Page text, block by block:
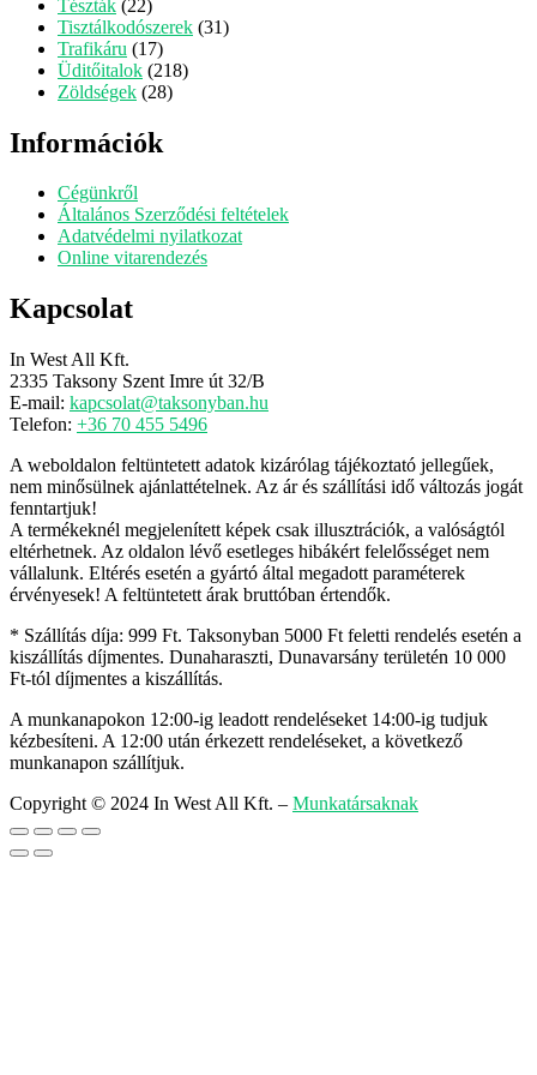
Tészták 22
termék
Tisztálkodószerek 3131
Trafikáru 1717
termék
Üditőitalok 218218
Zöldségek 2828
Információk
Cégünkről
Általános Szerződési feltételek
Adatvédelmi nyilatkozat
Online vitarendezés
Kapcsolat
In West All Kft.
2335 Taksony Szent Imre út 32/B
E-mail: kapcsolat@taksonyban.hu
Telefon: +36 70 455 5496
A weboldalon feltüntetett adatok kizárólag tájékoztató jellegűek,
nem minősülnek ajánlattételnek. Az ár és szállítási idő változás jogát
fenntartjuk!
A termékeknél megjelenített képek csak illusztrációk, a valóságtól
eltérhetnek. Az oldalon lévő esetleges hibákért felelősséget nem
vállalunk. Eltérés esetén a gyártó által megadott paraméterek
érvényesek! A feltüntetett árak bruttóban értendők.
* Szállítás díja: 999 Ft. Taksonyban 5000 Ft feletti rendelés esetén a
kiszállítás díjmentes. Dunaharaszti, Dunavarsány területén 10 000
Ft-tól díjmentes a kiszállítás.
A munkanapokon 12:00-ig leadott rendeléseket 14:00-ig tudjuk
kézbesíteni. A 12:00 után érkezett rendeléseket, a következő
munkanapon szállítjuk.
Copyright © 2024 In West All Kft. – Munkatársaknak